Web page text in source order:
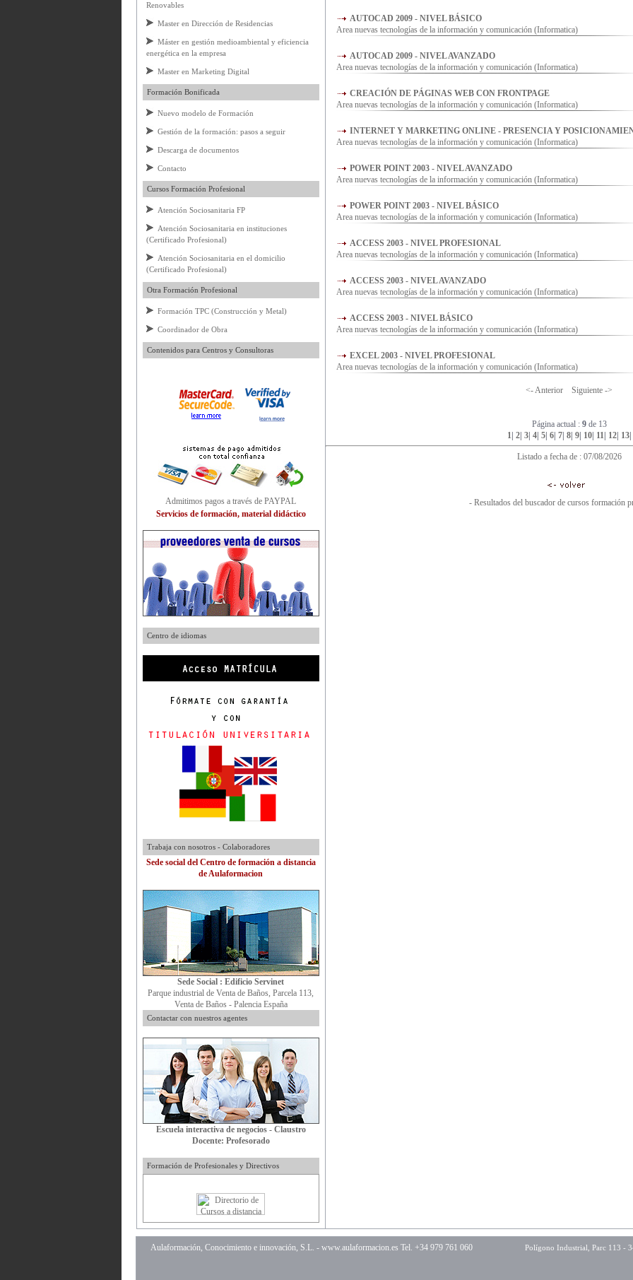
Renovables
Master en Dirección de Residencias
Máster en gestión medioambiental y eficiencia
energética en la empresa
Master en Marketing Digital
Formación Bonificada
Nuevo modelo de Formación
Gestión de la formación: pasos a seguir
Descarga de documentos
Contacto
Cursos Formación Profesional
Atención Sociosanitaria FP
Atención Sociosanitaria en instituciones
(Certificado Profesional)
Atención Sociosanitaria en el domicilio
(Certificado Profesional)
Otra Formación Profesional
Formación TPC (Construcción y Metal)
Coordinador de Obra
Contenidos para Centros y Consultoras
Admitimos pagos a través de PAYPAL
Servicios de formación, material didáctico
Centro de idiomas
Trabaja con nosotros - Colaboradores
Sede social del Centro de formación a distancia
de Aulaformacion
Sede Social : Edificio Servinet
Parque industrial de Venta de Baños, Parcela 113,
Venta de Baños - Palencia España
Contactar con nuestros agentes
Escuela interactiva de negocios - Claustro
Docente: Profesorado
Formación de Profesionales y Directivos
AUTOCAD 2009 - NIVEL BÁSICO
Area nuevas tecnologías de la información y comunicación (Informatica)
AUTOCAD 2009 - NIVEL AVANZADO
Area nuevas tecnologías de la información y comunicación (Informatica)
CREACIÓN DE PÁGINAS WEB CON FRONTPAGE
Area nuevas tecnologías de la información y comunicación (Informatica)
INTERNET Y MARKETING ONLINE - PRESENCIA Y
Area nuevas tecnologías de la información y comunicación (Informatica)
POWER POINT 2003 - NIVEL AVANZADO
Area nuevas tecnologías de la información y comunicación (Informatica)
POWER POINT 2003 - NIVEL BÁSICO
Area nuevas tecnologías de la información y comunicación (Informatica)
ACCESS 2003 - NIVEL PROFESIONAL
Area nuevas tecnologías de la información y comunicación (Informatica)
ACCESS 2003 - NIVEL AVANZADO
Area nuevas tecnologías de la información y comunicación (Informatica)
ACCESS 2003 - NIVEL BÁSICO
Area nuevas tecnologías de la información y comunicación (Informatica)
EXCEL 2003 - NIVEL PROFESIONAL
Area nuevas tecnologías de la información y comunicación (Informatica)
<- Anterior Siguiente ->
Página actual :9de 13
1| 2| 3| 4| 5| 6| 7| 8| 9| 10| 11| 12| 13|
Listado a fecha de : 07/08/2026
- Resultados del buscador de cursos formación
Aulaformación, Conocimiento e innovación, S.L. - www.aulaformacion.es Tel. +34 979 761 060 Polígono Industrial, Parc 113 -